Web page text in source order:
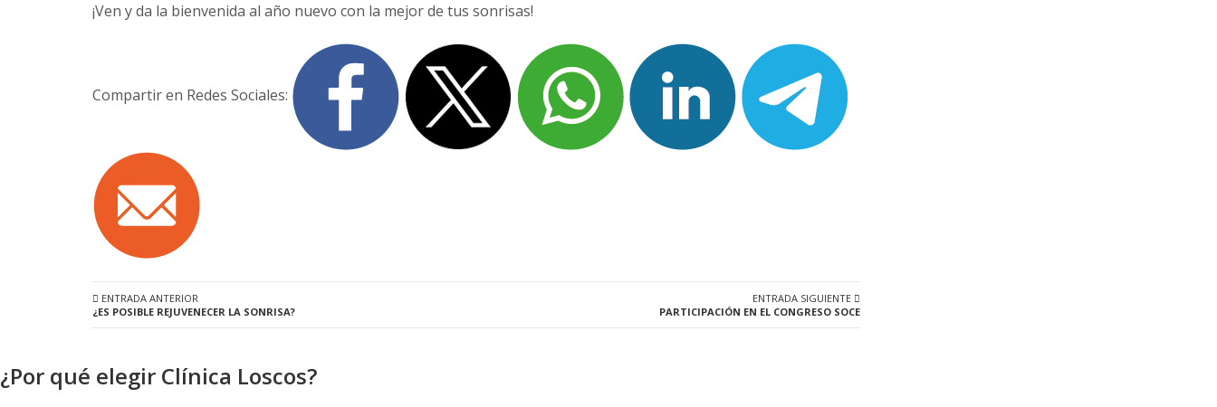
¡Ven y da la bienvenida al año nuevo con la mejor de tus sonrisas!
Compartir en Redes Sociales:
ENTRADA ANTERIOR
¿ES POSIBLE REJUVENECER LA SONRISA?
ENTRADA SIGUIENTE
PARTICIPACIÓN EN EL CONGRESO SOCE
¿Por qué elegir Clínica Loscos?